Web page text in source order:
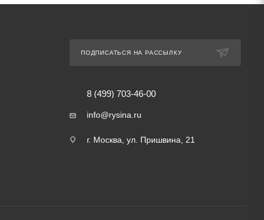
ПОДПИСАТЬСЯ НА РАССЫЛКУ
8 (499) 703-46-00
info@rysina.ru
г. Москва, ул. Пришвина, 21